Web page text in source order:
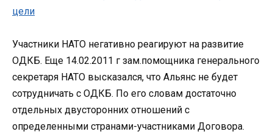
Участники НАТО негативно реагируют на развитие
ОДКБ. Еще 14.02.2011 г зам.помощника генерального
секретаря НАТО высказался, что Альянс не будет
сотрудничать с ОДКБ. По его словам достаточно
отдельных двусторонних отношений с
определенными странами-участниками Договора.